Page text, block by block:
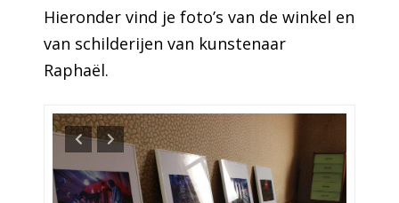
Hieronder vind je foto’s van de winkel en
van schilderijen van kunstenaar
Raphaël.